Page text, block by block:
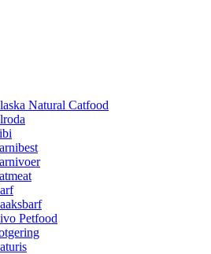
Natural Catfood
Petfood